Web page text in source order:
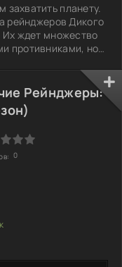
планету.
рейнджеров Дикого
Их ждет множество
противниками, но
с ордой
где мужество и
в борьбе за
силы
Рейнджеры:
0